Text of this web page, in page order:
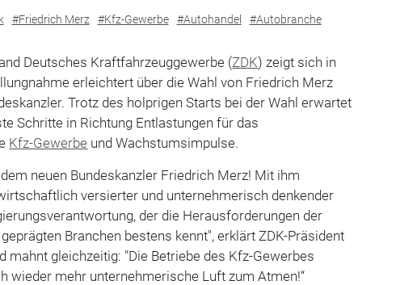
#Friedrich Merz #Kfz-Gewerbe #Autohandel #Autobranche
Deutsches Kraftfahrzeuggewerbe (ZDK) zeigt sich in
erleichtert über die Wahl von Friedrich Merz
Trotz des holprigen Starts bei der Wahl erwartet
Schritte in Richtung Entlastungen für das
Kfz-Gewerbe und Wachstumsimpulse.
neuen Bundeskanzler Friedrich Merz! Mit ihm
versierter und unternehmerisch denkender
der die Herausforderungen der
Branchen bestens kennt", erklärt ZDK-Präsident
mahnt gleichzeitig: "Die Betriebe des Kfz-Gewerbes
wieder mehr unternehmerische Luft zum Atmen!“